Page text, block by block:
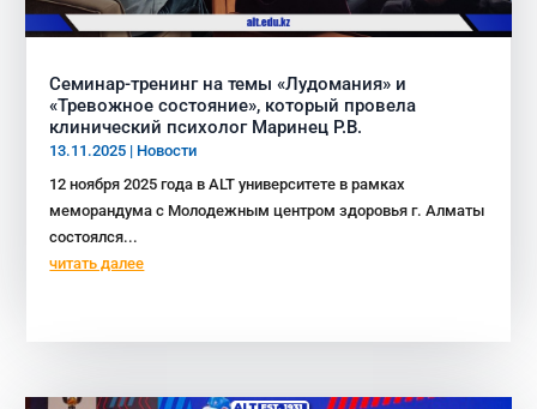
Семинар-тренинг на темы «Лудомания» и
«Тревожное состояние», который провела
клинический психолог Маринец Р.В.
13.11.2025 | Новости
12 ноября 2025 года в ALT университете в рамках
меморандума с Молодежным центром здоровья г. Алматы
состоялся...
читать далее